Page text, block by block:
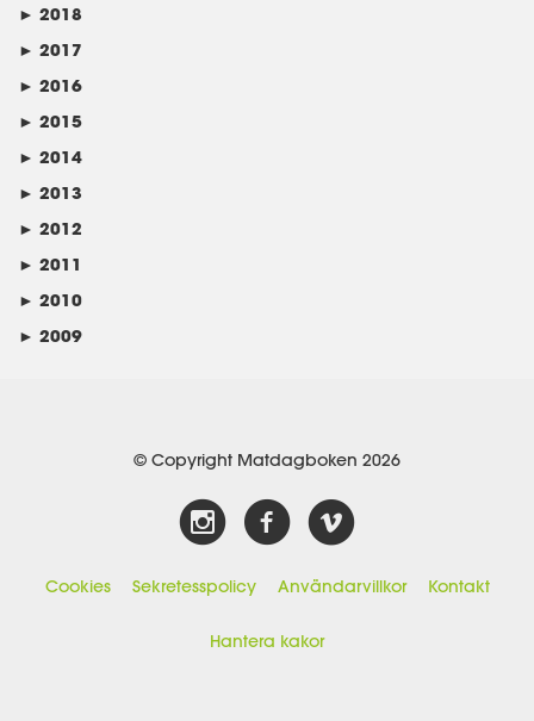
► 2018
► 2017
► 2016
► 2015
► 2014
► 2013
► 2012
► 2011
► 2010
► 2009
© Copyright Matdagboken 2026
Cookies Sekretesspolicy Användarvillkor Kontakt
Hantera kakor